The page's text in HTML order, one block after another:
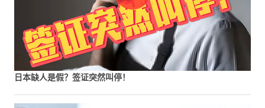
日本缺人是假？签证突然叫停！